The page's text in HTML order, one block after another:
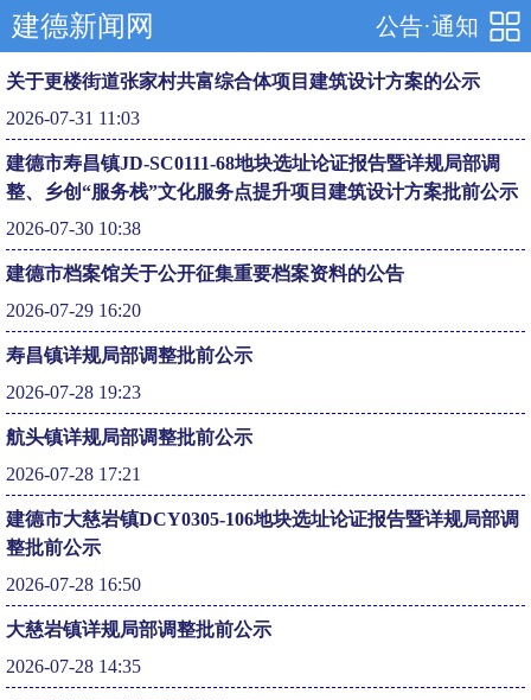
公告·通知
建德新闻网
关于更楼街道张家村共富综合体项目建筑设计方案的公示
2026-07-31 11:03
建德市寿昌镇JD-SC0111-68地块选址论证报告暨详规局部调
整、乡创“服务栈”文化服务点提升项目建筑设计方案批前公示
2026-07-30 10:38
建德市档案馆关于公开征集重要档案资料的公告
2026-07-29 16:20
寿昌镇详规局部调整批前公示
2026-07-28 19:23
航头镇详规局部调整批前公示
2026-07-28 17:21
建德市大慈岩镇DCY0305-106地块选址论证报告暨详规局部调
整批前公示
2026-07-28 16:50
大慈岩镇详规局部调整批前公示
2026-07-28 14:35